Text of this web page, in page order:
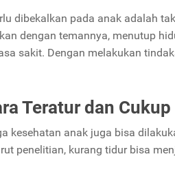
dibekalkan pada anak adalah
dengan temannya, menutup
sakit. Dengan melakukan
Teratur dan Cukup
kesehatan anak juga bisa
penelitian, kurang tidur bisa